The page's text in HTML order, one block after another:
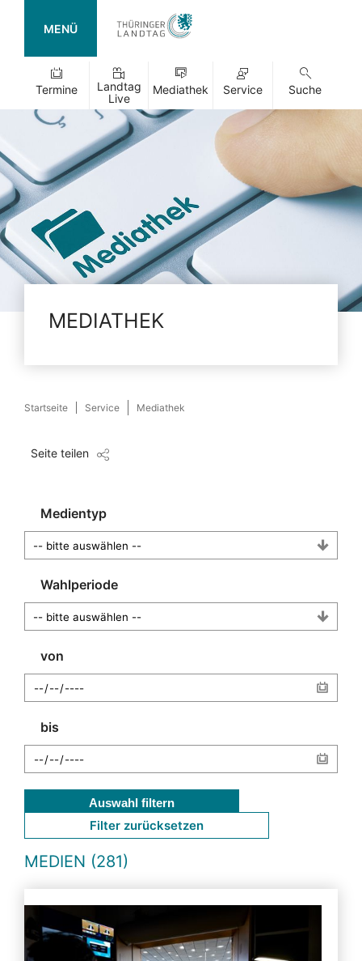
MENÜ
Termine
Landtag
Live
Mediathek Service Suche
MEDIATHEK
Startseite Service Mediathek
Seite teilen
Medientyp
Wahlperiode
von
bis
Auswahl filtern
Filter zurücksetzen
MEDIEN (281)